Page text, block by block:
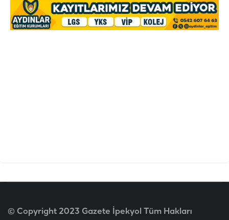
© Copyright 2023 Gazete İpekyol Tüm Hakları